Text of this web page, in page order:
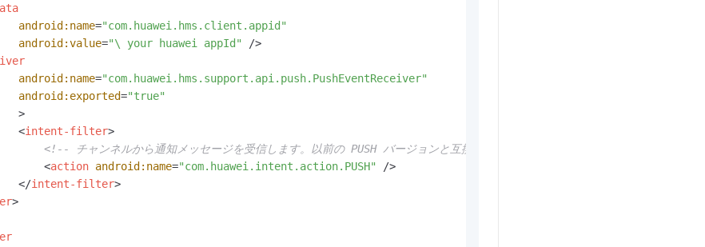
android:name="com.huawei.hms.client.appid"
android:value="\ your huawei appId"
/>
android:name="com.huawei.hms.support.api.push.PushEventReceiver"
android:exported="true"
>
<intent-filter>
<!-- チャンネルから通知メッセージを受信します。以前の PUSH バージョンと互換性があります。 -->
<action android:name="com.huawei.intent.action.PUSH"
/>
</intent-filter>
>